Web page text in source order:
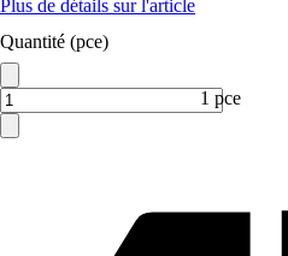
Plus de détails sur l'article
Quantité (pce)
1 pce